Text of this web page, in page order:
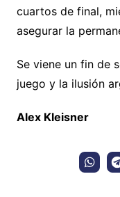
cuartos de final,
asegurar la
Se viene un fin de
juego y la ilusión
Alex Kleisner